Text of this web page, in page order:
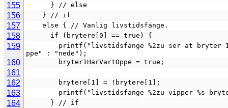
155
      } // else
156
    } // if
157
    else { // Vanlig livstidsfange.
158
      if (brytere[0] == true) {
159
ppe" : "nede");
160
        bryter1HarVartOppe = true;
161
162
        brytere[1] = !brytere[1];
163
printf("livstidsfange %2zu vipper
164
      } // if